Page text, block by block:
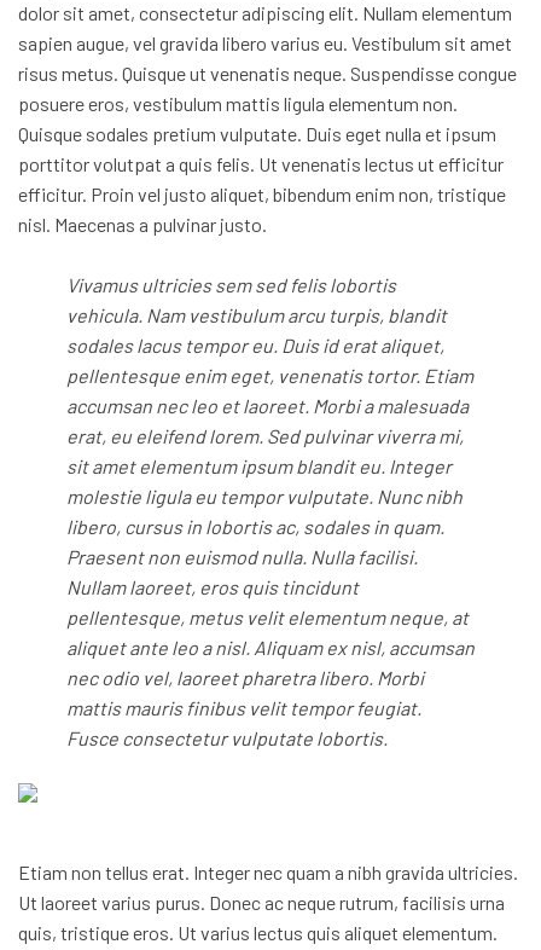
dolor sit amet, consectetur adipiscing elit. Nullam elementum
sapien augue, vel gravida libero varius eu. Vestibulum sit amet
risus metus. Quisque ut venenatis neque. Suspendisse congue
posuere eros, vestibulum mattis ligula elementum non.
Quisque sodales pretium vulputate. Duis eget nulla et ipsum
porttitor volutpat a quis felis. Ut venenatis lectus ut efficitur
efficitur. Proin vel justo aliquet, bibendum enim non, tristique
nisl. Maecenas a pulvinar justo.
Vivamus ultricies sem sed felis lobortis
vehicula. Nam vestibulum arcu turpis, blandit
sodales lacus tempor eu. Duis id erat aliquet,
pellentesque enim eget, venenatis tortor. Etiam
accumsan nec leo et laoreet. Morbi a malesuada
erat, eu eleifend lorem. Sed pulvinar viverra mi,
sit amet elementum ipsum blandit eu. Integer
molestie ligula eu tempor vulputate. Nunc nibh
libero, cursus in lobortis ac, sodales in quam.
Praesent non euismod nulla. Nulla facilisi.
Nullam laoreet, eros quis tincidunt
pellentesque, metus velit elementum neque, at
aliquet ante leo a nisl. Aliquam ex nisl, accumsan
nec odio vel, laoreet pharetra libero. Morbi
mattis mauris finibus velit tempor feugiat.
Fusce consectetur vulputate lobortis.
Etiam non tellus erat. Integer nec quam a nibh gravida ultricies.
Ut laoreet varius purus. Donec ac neque rutrum, facilisis urna
quis, tristique eros. Ut varius lectus quis aliquet elementum.